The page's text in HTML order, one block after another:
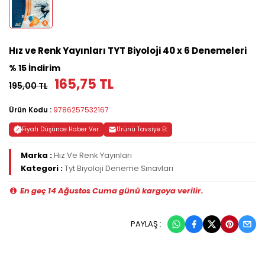
Hız ve Renk Yayınları TYT Biyoloji 40 x 6 Denemeleri
% 15 İndirim
195,00 TL 165,75 TL
Ürün Kodu : 9786257532167
Fiyatı Düşünce Haber Ver Ürünü Tavsiye Et
Marka :Hız Ve Renk Yayınları
Kategori :Tyt Biyoloji Deneme Sınavları
En geç 14 Ağustos Cuma günü kargoya verilir.
PAYLAŞ :